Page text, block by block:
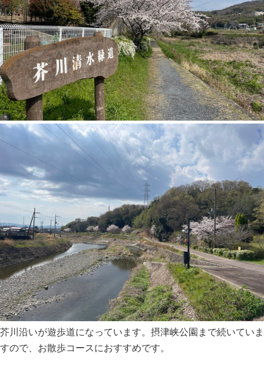
芥川沿いが遊歩道になっています。摂津峡公園まで続いていま
すので、お散歩コースにおすすめです。